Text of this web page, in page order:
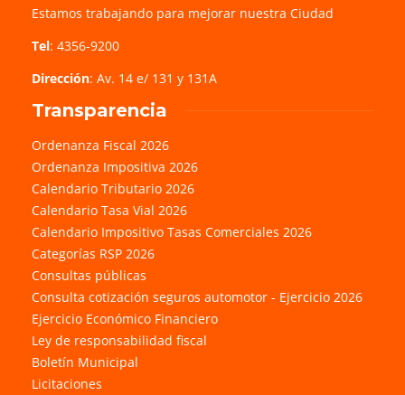
Estamos trabajando para mejorar nuestra Ciudad
Tel: 4356-9200
Dirección: Av. 14 e/ 131 y 131A
Transparencia
Ordenanza Fiscal 2026
Ordenanza Impositiva 2026
Calendario Tributario 2026
Calendario Tasa Vial 2026
Calendario Impositivo Tasas Comerciales 2026
Categorías RSP 2026
Consultas públicas
Consulta cotización seguros automotor - Ejercicio 2026
Ejercicio Económico Financiero
Ley de responsabilidad fiscal
Boletín Municipal
Licitaciones